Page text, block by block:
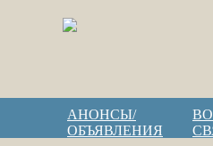
АНОНСЫ/
ОБЪЯВЛЕНИЯ